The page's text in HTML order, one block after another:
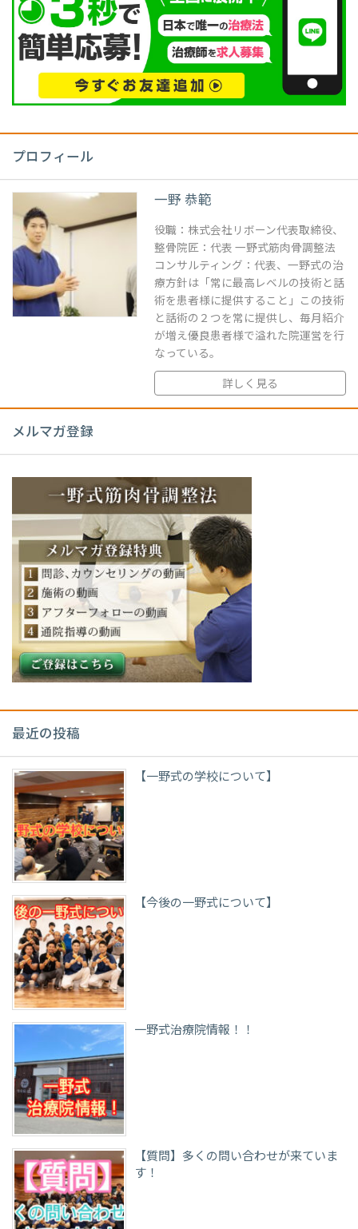
プロフィール
一野 恭範
役職：株式会社リボーン代表取締役、
整骨院匠：代表 一野式筋肉骨調整法
コンサルティング：代表、一野式の治
療方針は「常に最高レベルの技術と話
術を患者様に提供すること」この技術
と話術の２つを常に提供し、毎月紹介
が増え優良患者様で溢れた院運営を行
なっている。
詳しく見る
メルマガ登録
最近の投稿
【一野式の学校について】
【今後の一野式について】
一野式治療院情報！！
【質問】多くの問い合わせが来ていま
す！